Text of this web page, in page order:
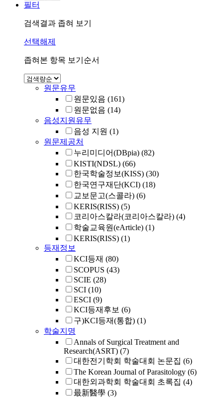
필터
검색결과 좁혀 보기
선택해제
좁혀본 항목 보기순서
원문유무
원문있음 (161)
원문없음 (14)
음성지원유무
음성 지원 (1)
원문제공처
누리미디어(DBpia) (82)
KISTI(NDSL) (66)
한국학술정보(KISS) (30)
한국연구재단(KCI) (18)
교보문고(스콜라) (6)
KERIS(RISS) (5)
코리아스칼라(코리아스칼라) (4)
학술교육원(eArticle) (1)
KERIS(RISS) (1)
등재정보
KCI등재 (80)
SCOPUS (43)
SCIE (28)
SCI (10)
ESCI (9)
KCI등재후보 (6)
구)KCI등재(통합) (1)
학술지명
Annals of Surgical Treatment and
Research(ASRT) (7)
대한전기학회 학술대회 논문집 (6)
The Korean Journal of Parasitology (6)
대한외과학회 학술대회 초록집 (4)
最新醫學 (3)